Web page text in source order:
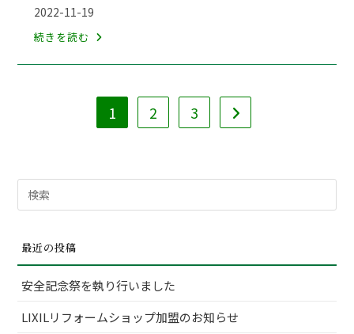
テ
リ
ー:
投
稿
開
2022-11-19
続きを読む
ご
依1 2 3 次のページへ
索
象:
最近の投稿
安全記念祭を執り行いました
LIXILリフォームショップ加盟のお知らせ